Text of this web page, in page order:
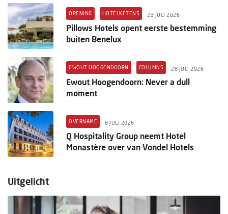
OPENING HOTELKETENS 23 JULI 2026
Pillows Hotels opent eerste bestemming
buiten Benelux
EWOUT HOOGENDOORN COLUMNS 28 JULI 2026
Ewout Hoogendoorn: Never a dull
moment
OVERNAME 8 JULI 2026
Q Hospitality Group neemt Hotel
Monastère over van Vondel Hotels
Uitgelicht